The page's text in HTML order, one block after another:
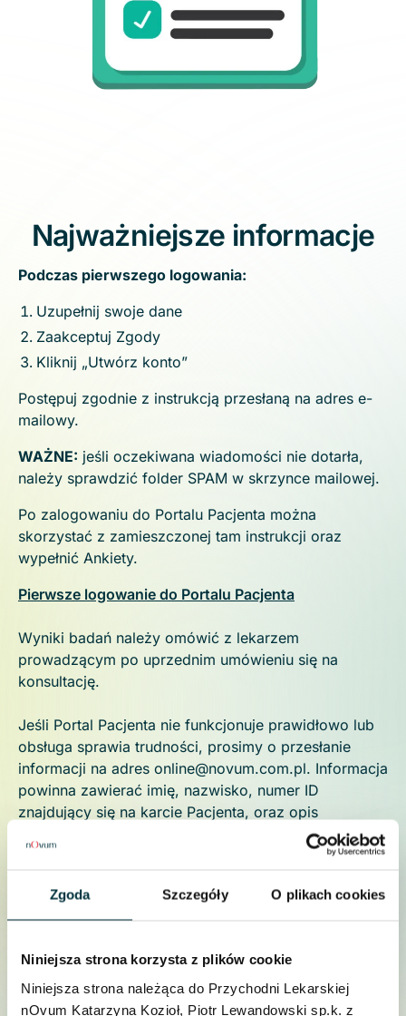
Zgoda Szczegóły O plikach cookies
Niniejsza strona korzysta z plików cookie
Niniejsza strona należąca do Przychodni Lekarskiej
nOvum Katarzyna Kozioł, Piotr Lewandowski sp.k. z
Najważniejsze informacje
Podczas pierwszego logowania:
Uzupełnij swoje dane
Zaakceptuj Zgody
Kliknij „Utwórz konto”
Postępuj zgodnie z instrukcją przesłaną na adres e-
mailowy.
WAŻNE: jeśli oczekiwana wiadomości nie dotarła,
należy sprawdzić folder SPAM w skrzynce mailowej.
Po zalogowaniu do Portalu Pacjenta można
skorzystać z zamieszczonej tam instrukcji oraz
wypełnić Ankiety.
Pierwsze logowanie do Portalu Pacjenta
Wyniki badań należy omówić z lekarzem
prowadzącym po uprzednim umówieniu się na
konsultację.
Jeśli Portal Pacjenta nie funkcjonuje prawidłowo lub
obsługa sprawia trudności, prosimy o przesłanie
informacji na adres online@novum.com.pl. Informacja
powinna zawierać imię, nazwisko, numer ID
znajdujący się na karcie Pacjenta, oraz opis
2 dni roboczych, a odpowiedź zostanie wysłana na